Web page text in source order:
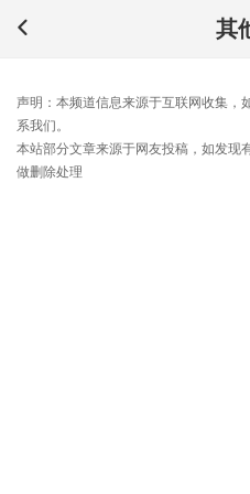
其
声明：本频道信息来源于互联网收集，
系我们。
本站部分文章来源于网友投稿，如发现
做删除处理